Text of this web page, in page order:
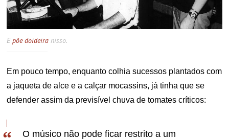
Epõe doideira nisso.
Em pouco tempo, enquanto colhia sucessos plantados com
a jaqueta de alce e a calçar mocassins, já tinha que se
defender assim da previsível chuva de tomates críticos:
O músico não pode ficar restrito a um